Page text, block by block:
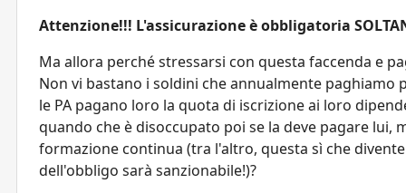
Attenzione!!! L'assicurazione è obbligatoria
Ma allora perché stressarsi con questa faccenda e
Non vi bastano i soldini che annualmente paghiamo
le PA pagano loro la quota di iscrizione ai loro
quando che è disoccupato poi se la deve pagare lui,
formazione continua (tra l'altro, questa sì che
dell'obbligo sarà sanzionabile!)?